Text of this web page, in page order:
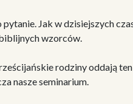
Jak w dzisiejszych
wzorców.
rodziny oddają
nasze seminarium.